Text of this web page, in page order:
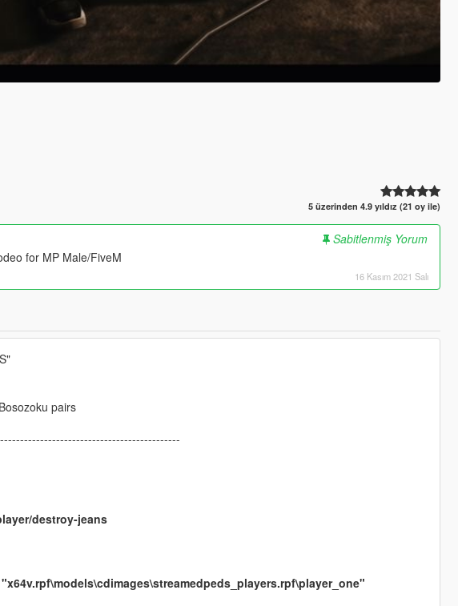
5 üzerinden 4.9 yıldız (21 oy ile)
Sabitlenmiş Yorum
for MP Male/FiveM
16 Kasım 2021 Salı
pairs
destroy-jeans